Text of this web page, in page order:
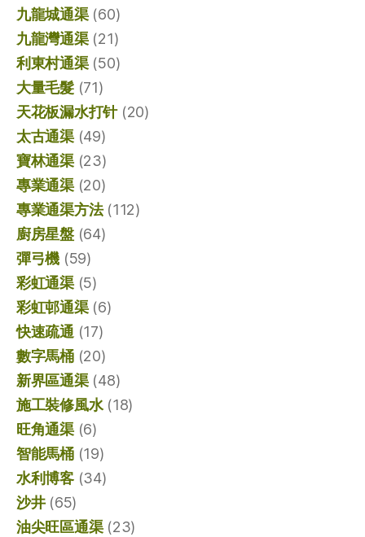
九龍城通渠(60)
九龍灣通渠(21)
利東村通渠(50)
大量毛髮(71)
天花板漏水打针(20)
太古通渠(49)
寶林通渠(23)
專業通渠(20)
專業通渠方法(112)
廚房星盤(64)
彈弓機 (59)
彩虹通渠(5)
彩虹邨通渠(6)
快速疏通 (17)
數字馬桶(20)
新界區通渠(48)
施工裝修風水(18)
旺角通渠(6)
智能馬桶(19)
水利博客(34)
沙井(65)
油尖旺區通渠(23)